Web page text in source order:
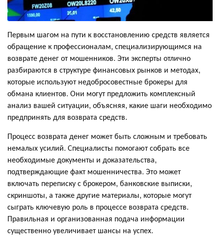
Первым шагом на пути к восстановлению средств является
обращение к профессионалам, специализирующимся на
возврате денег от мошенников. Эти эксперты отлично
разбираются в структуре финансовых рынков и методах,
которые используют недобросовестные брокеры для
обмана клиентов. Они могут предложить комплексный
анализ вашей ситуации, объясняя, какие шаги необходимо
предпринять для возврата средств.
Процесс возврата денег может быть сложным и требовать
немалых усилий. Специалисты помогают собрать все
необходимые документы и доказательства,
подтверждающие факт мошенничества. Это может
включать переписку с брокером, банковские выписки,
скриншоты, а также другие материалы, которые могут
сыграть ключевую роль в процессе возврата средств.
Правильная и организованная подача информации
существенно увеличивает шансы на успех.